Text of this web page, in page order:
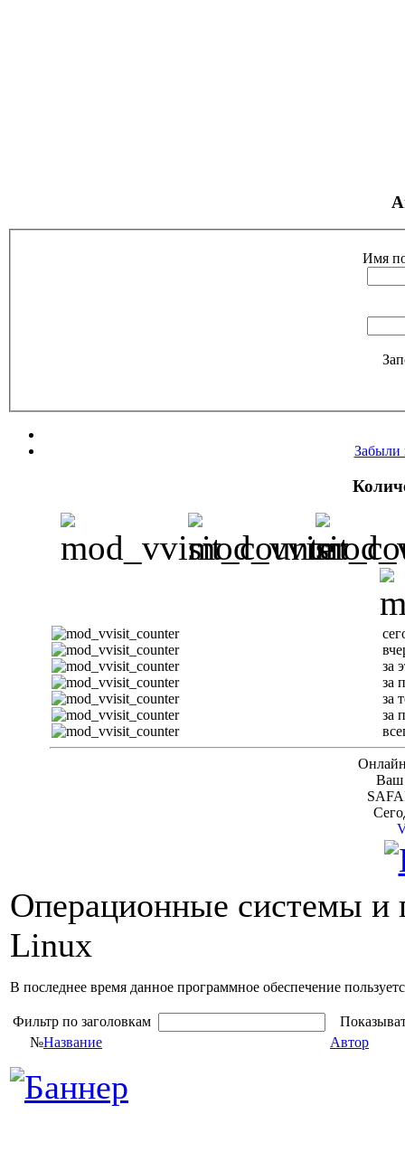
Имя
Забыли
за
за
за
за
Ваш
Операционные системы и
Linux
В последнее время данное программное обеспечение
Фильтр по заголовкам
№Название Автор